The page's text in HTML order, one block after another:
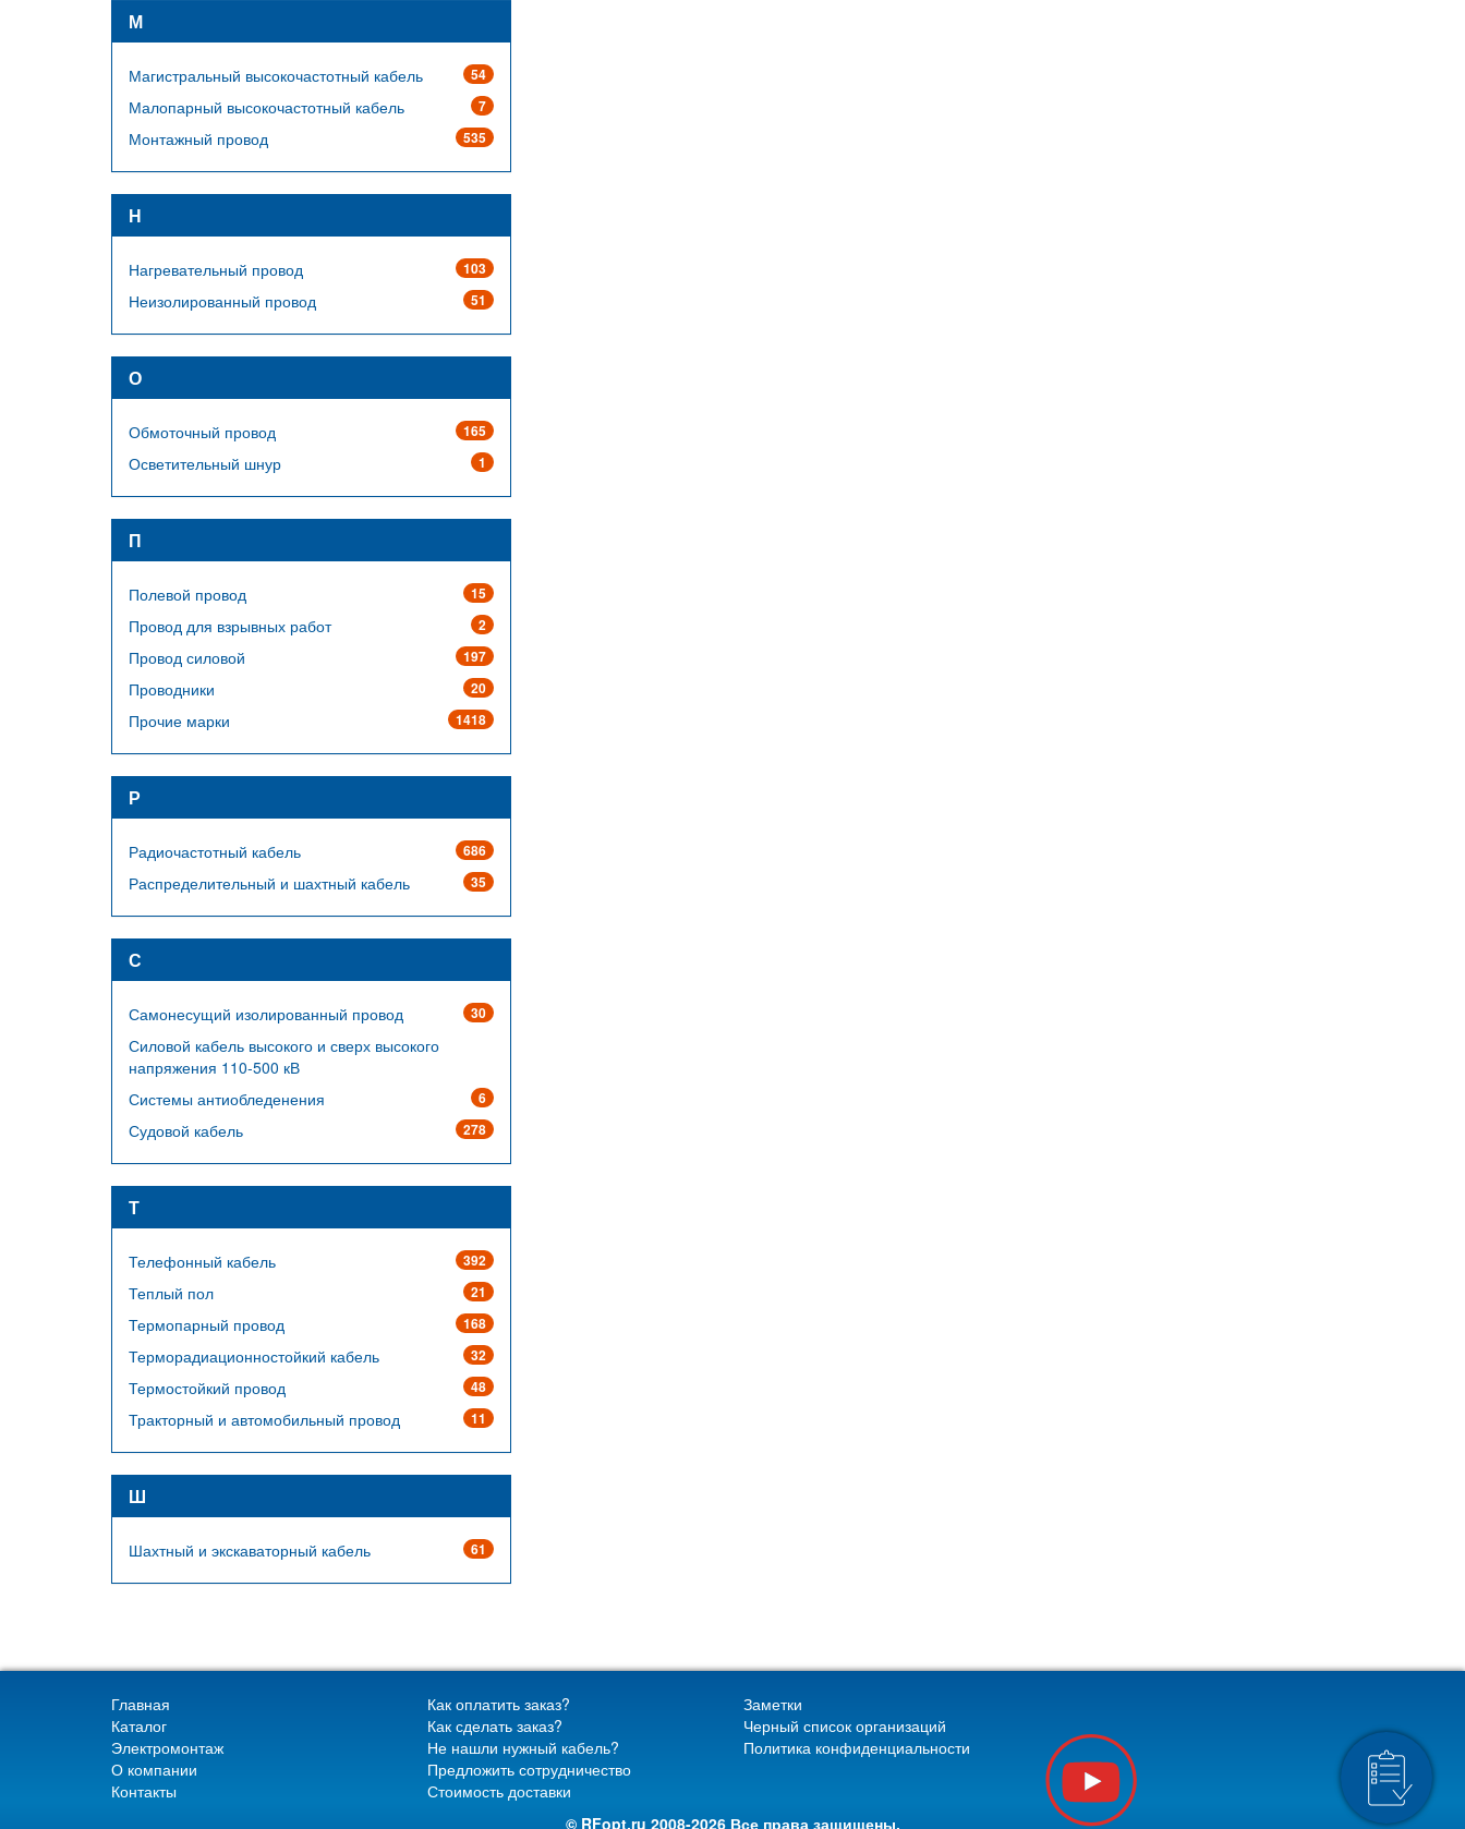
М
54
Магистральный высокочастотный кабель
7
Малопарный высокочастотный кабель
535
Монтажный провод
Н
103
Нагревательный провод
51
Неизолированный провод
О
165
Обмоточный провод
1
Осветительный шнур
П
15
Полевой провод
2
Провод для взрывных работ
197
Провод силовой
20
Проводники
1418
Прочие марки
Р
686
Радиочастотный кабель
35
Распределительный и шахтный кабель
С
30
Самонесущий изолированный провод
Силовой кабель высокого и сверх высокого
напряжения 110-500 кВ
6
Системы антиобледенения
278
Судовой кабель
Т
392
Телефонный кабель
21
Теплый пол
168
Термопарный провод
32
Терморадиационностойкий кабель
48
Термостойкий провод
11
Тракторный и автомобильный провод
Ш
61
Шахтный и экскаваторный кабель
Главная
Каталог
Электромонтаж
О компании
Контакты
Как оплатить заказ?
Как сделать заказ?
Не нашли нужный кабель?
Предложить сотрудничество
Стоимость доставки
Заметки
Черный список организаций
Политика конфиденциальности
© RFopt.ru 2008-2026 Все права защищены.